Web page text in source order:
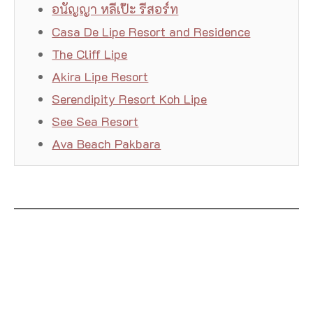
อนัญญา หลีเป๊ะ รีสอร์ท
Casa De Lipe Resort and Residence
The Cliff Lipe
Akira Lipe Resort
Serendipity Resort Koh Lipe
See Sea Resort
Ava Beach Pakbara